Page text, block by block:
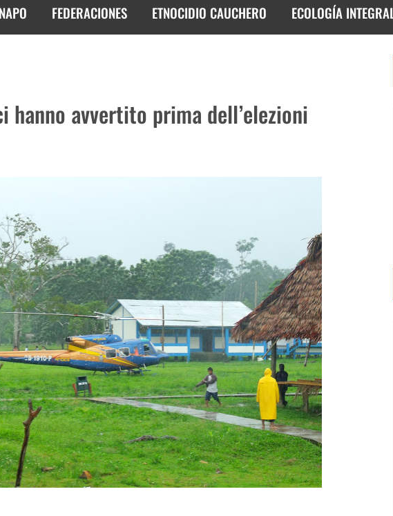
FEDERACIONES ETNOCIDIO CAUCHERO ECOLOGÍA INTEGRAL
hanno avvertito prima dell’elezioni